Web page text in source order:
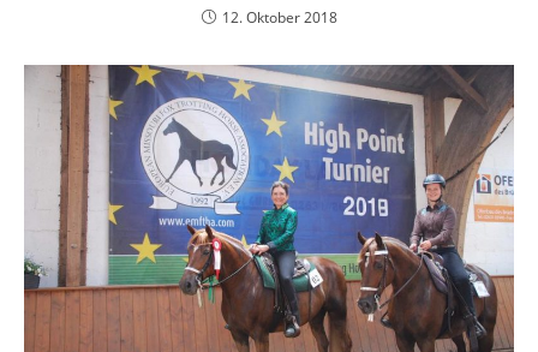
12. Oktober 2018